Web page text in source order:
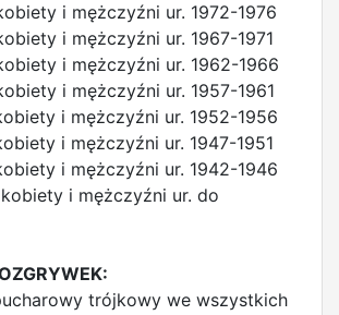
i mężczyźni ur. 1972-1976
i mężczyźni ur. 1967-1971
i mężczyźni ur. 1962-1966
i mężczyźni ur. 1957-1961
i mężczyźni ur. 1952-1956
i mężczyźni ur. 1947-1951
i mężczyźni ur. 1942-1946
i mężczyźni ur. do
trójkowy we wszystkich